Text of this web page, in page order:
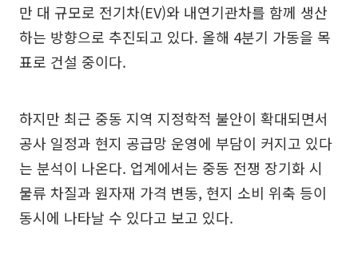
만 대 규모로 전기차(EV)와 내연기관차를 함께 생산
하는 방향으로 추진되고 있다. 올해 4분기 가동을 목
표로 건설 중이다.
하지만 최근 중동 지역 지정학적 불안이 확대되면서
공사 일정과 현지 공급망 운영에 부담이 커지고 있다
는 분석이 나온다. 업계에서는 중동 전쟁 장기화 시
물류 차질과 원자재 가격 변동, 현지 소비 위축 등이
동시에 나타날 수 있다고 보고 있다.